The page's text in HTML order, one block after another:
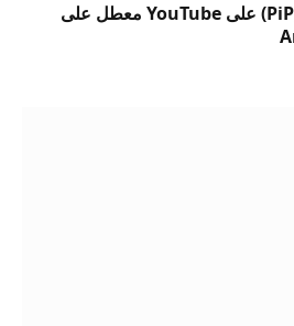
وضع صورة داخل صورة (PiP) على YouTube معطل على